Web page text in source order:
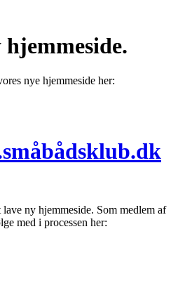
nye hjemmeside her:
ny hjemmeside. Som medlem af
med i processen her: